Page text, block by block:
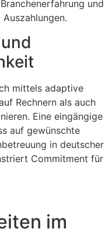
und
mittels adaptive
Rechnern als auch
Eine eingängige
auf gewünschte
in deutscher
Commitment für
im